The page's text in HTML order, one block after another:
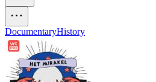
DocumentaryHistory